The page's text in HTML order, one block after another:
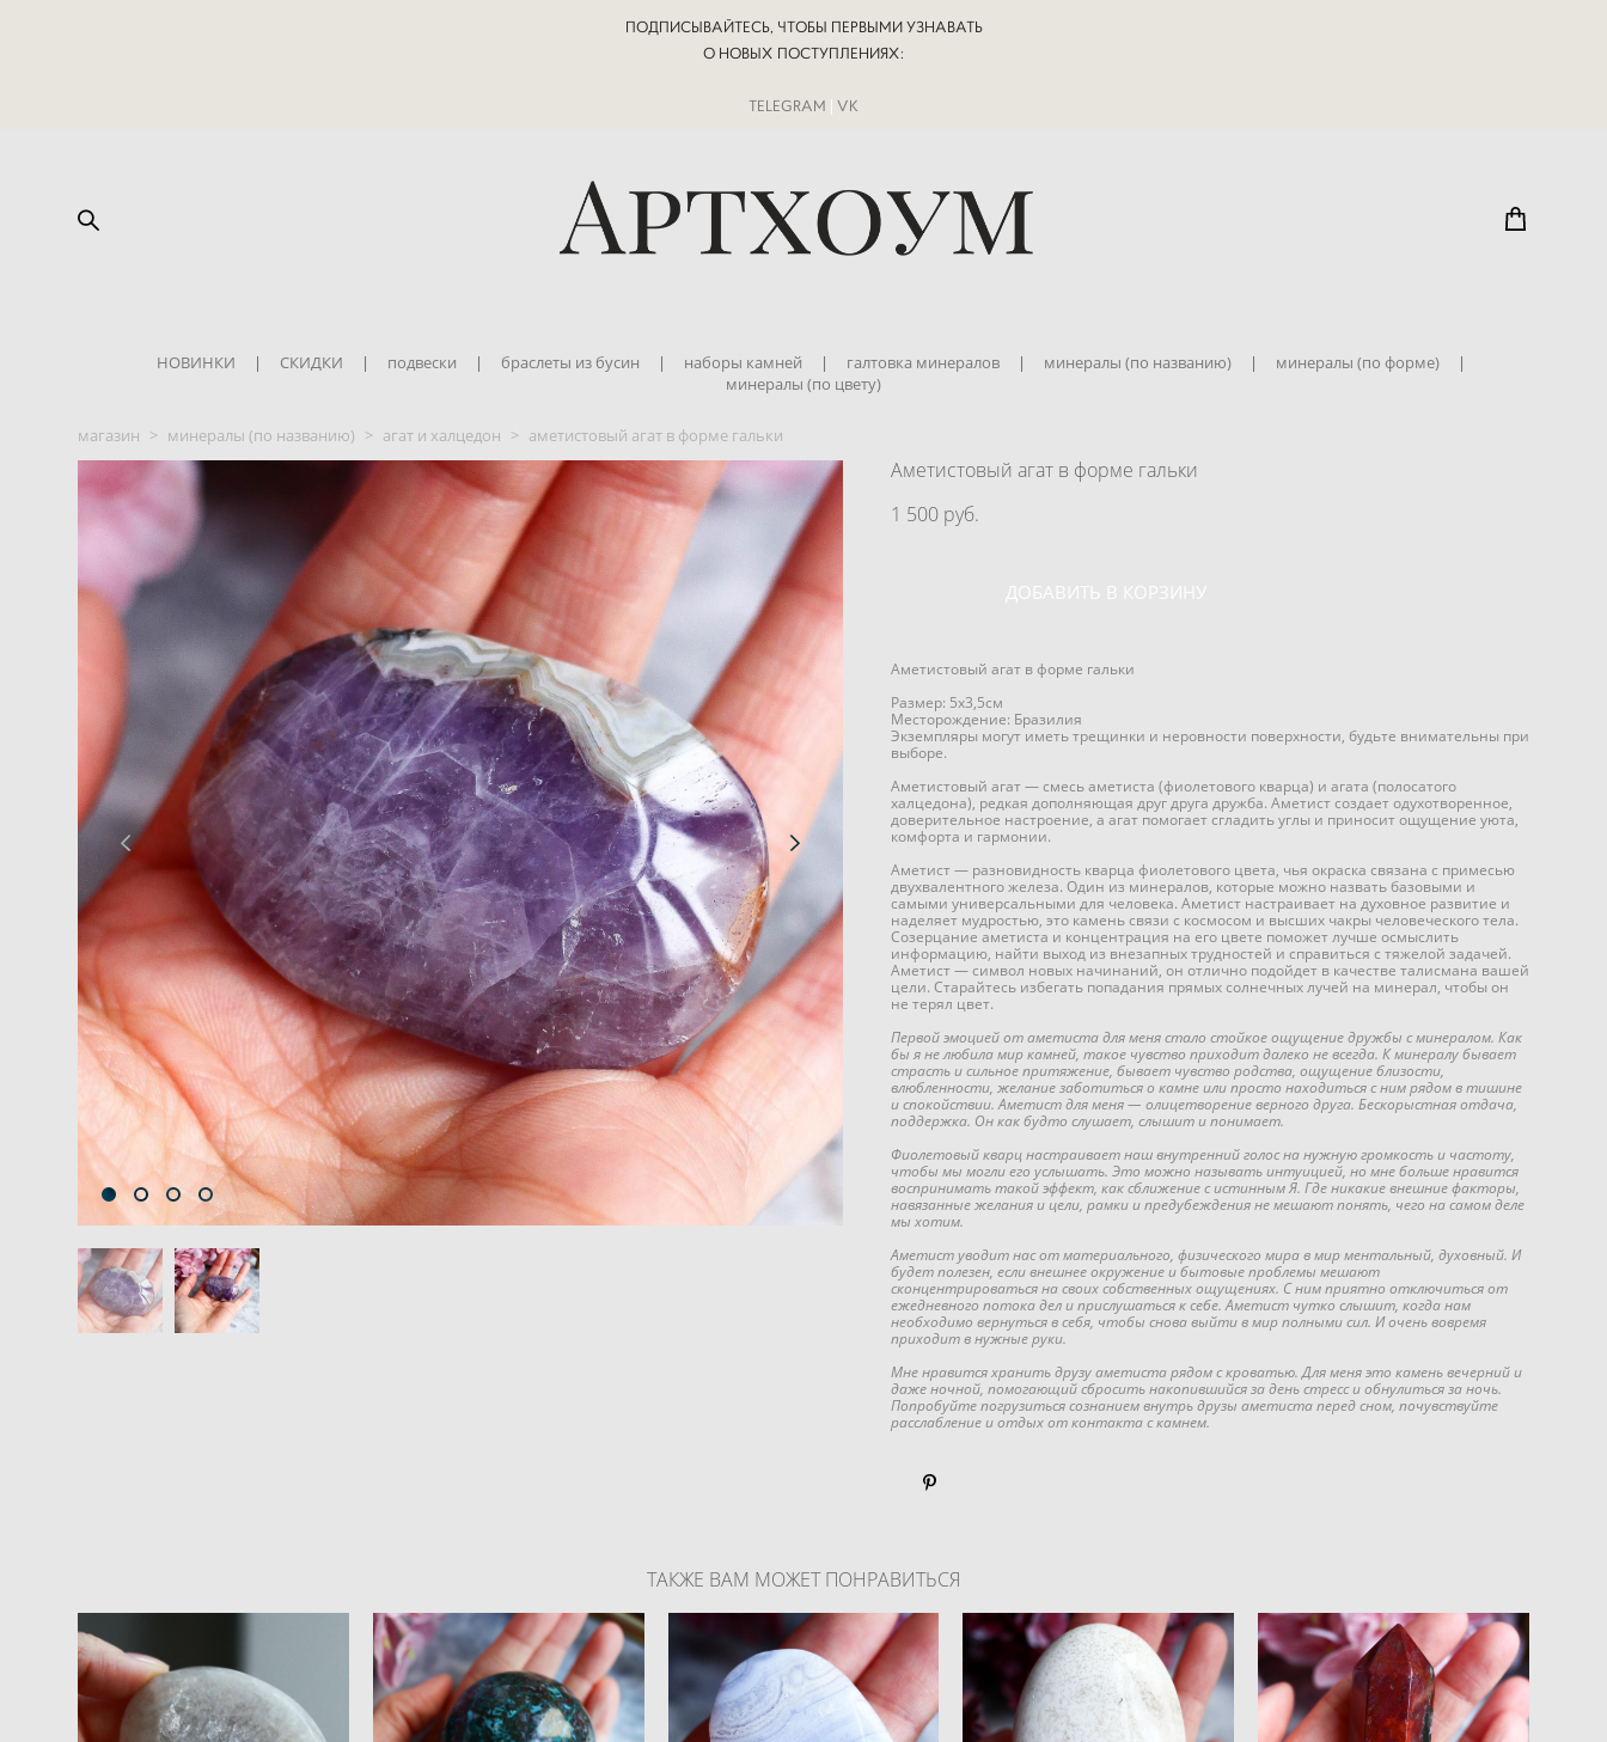
ПОДПИСЫВАЙТЕСЬ, ЧТОБЫ ПЕРВЫМИ УЗНАВАТЬ
О НОВЫХ ПОСТУПЛЕНИЯХ:
TELEGRAM | VK
НОВИНКИ | СКИДКИ | подвески | браслеты из бусин | наборы камней | галтовка минералов | минералы (по названию) | минералы (по форме)
|
минералы (по цвету)
магазин > минералы (по названию) > агат и халцедон > аметистовый агат в форме гальки
Аметистовый агат в форме гальки
1 500 pуб.
ДОБАВИТЬ В КОРЗИНУ
Аметистовый агат в форме гальки
Размер: 5х3,5см
Месторождение: Бразилия
Экземпляры могут иметь трещинки и неровности поверхности, будьте внимательны при
выборе.
Аметистовый агат — смесь аметиста (фиолетового кварца) и агата (полосатого
халцедона), редкая дополняющая друг друга дружба. Аметист создает одухотворенное,
доверительное настроение, а агат помогает сгладить углы и приносит ощущение уюта,
комфорта и гармонии.
Аметист — разновидность кварца фиолетового цвета, чья окраска связана с примесью
двухвалентного железа. Один из минералов, которые можно назвать базовыми и
самыми универсальными для человека. Аметист настраивает на духовное развитие и
наделяет мудростью, это камень связи с космосом и высших чакры человеческого тела.
Созерцание аметиста и концентрация на его цвете поможет лучше осмыслить
информацию, найти выход из внезапных трудностей и справиться с тяжелой задачей.
Аметист — символ новых начинаний, он отлично подойдет в качестве талисмана вашей
цели. Старайтесь избегать попадания прямых солнечных лучей на минерал, чтобы он
не терял цвет.
Первой эмоцией от аметиста для меня стало стойкое ощущение дружбы с минералом. Как
бы я не любила мир камней, такое чувство приходит далеко не всегда. К минералу бывает
страсть и сильное притяжение, бывает чувство родства, ощущение близости,
влюбленности, желание заботиться о камне или просто находиться с ним рядом в тишине
и спокойствии. Аметист для меня — олицетворение верного друга. Бескорыстная отдача,
поддержка. Он как будто слушает, слышит и понимает.
Фиолетовый кварц настраивает наш внутренний голос на нужную громкость и частоту,
чтобы мы могли его услышать. Это можно называть интуицией, но мне больше нравится
воспринимать такой эффект, как сближение с истинным Я. Где никакие внешние факторы,
навязанные желания и цели, рамки и предубеждения не мешают понять, чего на самом деле
мы хотим.
Аметист уводит нас от материального, физического мира в мир ментальный, духовный. И
будет полезен, если внешнее окружение и бытовые проблемы мешают
сконцентрироваться на своих собственных ощущениях. С ним приятно отключиться от
ежедневного потока дел и прислушаться к себе. Аметист чутко слышит, когда нам
необходимо вернуться в себя, чтобы снова выйти в мир полными сил. И очень вовремя
приходит в нужные руки.
Мне нравится хранить друзу аметиста рядом с кроватью. Для меня это камень вечерний и
даже ночной, помогающий сбросить накопившийся за день стресс и обнулиться за ночь.
Попробуйте погрузиться сознанием внутрь друзы аметиста перед сном, почувствуйте
расслабление и отдых от контакта с камнем.
ТАКЖЕ ВАМ МОЖЕТ ПОНРАВИТЬСЯ